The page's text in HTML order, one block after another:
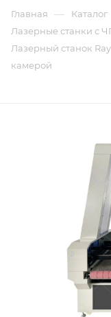
Главная — Каталог
Лазерные станки с
Лазерный станок
камерой